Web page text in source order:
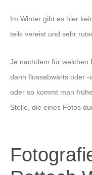
Im Winter gibt es hier
teils vereist und sehr
Je nachdem für welchen
dann flussabwärts oder
oder so kommt man
Stelle, die eines Fotos